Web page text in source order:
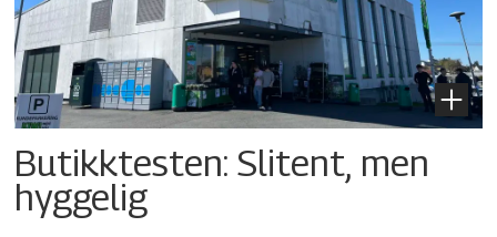
Butikktesten: Slitent, men
hyggelig